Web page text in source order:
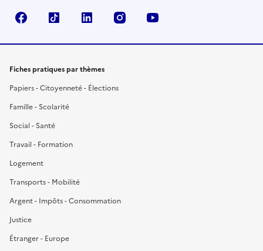
FacebookTikTok LinkedIn Instagram
Fiches pratiques par thèmes
Papiers - Citoyenneté - Élections
Famille - Scolarité
Social - Santé
Travail - Formation
Logement
Transports - Mobilité
Argent - Impôts - Consommation
Justice
Étranger - Europe